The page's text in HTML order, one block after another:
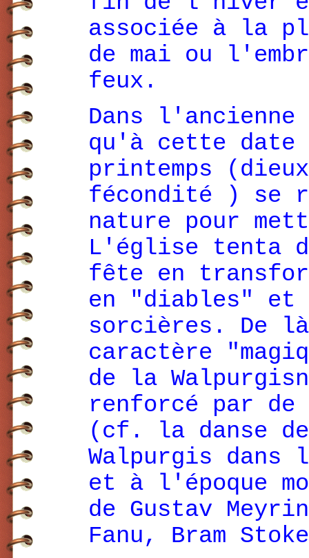
associée à la
de mai ou
feux.
Dans
qu'à cette
printemps
fécondité ) se
nature pour
L'église tenta
fête en
en "diables" et
sorcières. De
caractère
de la
renforcé par de
(cf. la danse
Walpurgis dans
et à l'époque
de Gustav
Fanu, Bram